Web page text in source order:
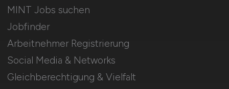
MINT Jobs suchen
Jobfinder
Arbeitnehmer Registrierung
Social Media & Networks
Gleichberechtigung & Vielfalt